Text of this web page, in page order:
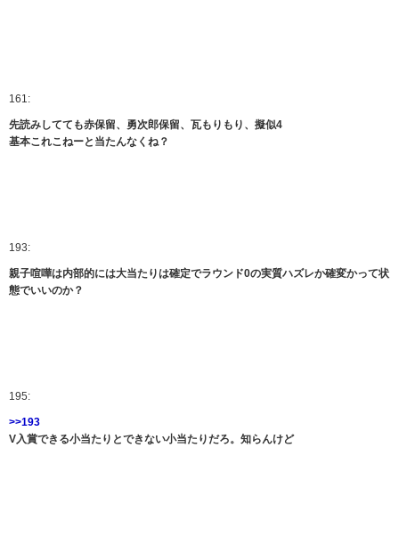
161:
先読みしてても赤保留、勇次郎保留、瓦もりもり、擬似4
基本これこねーと当たんなくね？
193:
親子喧嘩は内部的には大当たりは確定でラウンド0の実質ハズレか確変かって状
態でいいのか？
195:
>>193
V入賞できる小当たりとできない小当たりだろ。知らんけど